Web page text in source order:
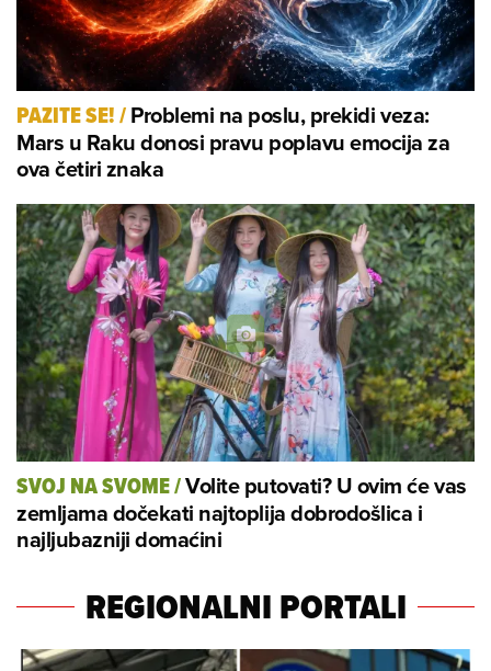
PAZITE SE!/Problemi na poslu, prekidi veza:
Mars u Raku donosi pravu poplavu emocija za
ova četiri znaka
SVOJ NA SVOME/Volite putovati? U ovim će vas
zemljama dočekati najtoplija dobrodošlica i
najljubazniji domaćini
REGIONALNI PORTALI